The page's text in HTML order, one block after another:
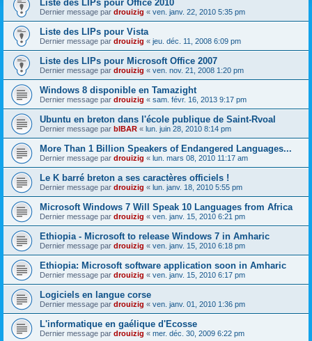
Liste des LIPs pour Office 2010
Dernier message par drouizig « ven. janv. 22, 2010 5:35 pm
Liste des LIPs pour Vista
Dernier message par drouizig « jeu. déc. 11, 2008 6:09 pm
Liste des LIPs pour Microsoft Office 2007
Dernier message par drouizig « ven. nov. 21, 2008 1:20 pm
Windows 8 disponible en Tamazight
Dernier message par drouizig « sam. févr. 16, 2013 9:17 pm
Ubuntu en breton dans l'école publique de Saint-Rvoal
Dernier message par bIBAR « lun. juin 28, 2010 8:14 pm
More Than 1 Billion Speakers of Endangered Languages...
Dernier message par drouizig « lun. mars 08, 2010 11:17 am
Le K barré breton a ses caractères officiels !
Dernier message par drouizig « lun. janv. 18, 2010 5:55 pm
Microsoft Windows 7 Will Speak 10 Languages from Africa
Dernier message par drouizig « ven. janv. 15, 2010 6:21 pm
Ethiopia - Microsoft to release Windows 7 in Amharic
Dernier message par drouizig « ven. janv. 15, 2010 6:18 pm
Ethiopia: Microsoft software application soon in Amharic
Dernier message par drouizig « ven. janv. 15, 2010 6:17 pm
Logiciels en langue corse
Dernier message par drouizig « ven. janv. 01, 2010 1:36 pm
L'informatique en gaélique d'Ecosse
Dernier message par drouizig « mer. déc. 30, 2009 6:22 pm